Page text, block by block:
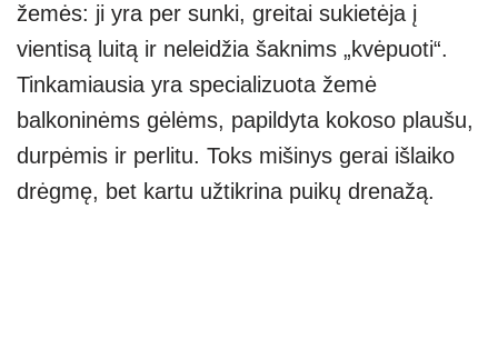
žemės: ji yra per sunki, greitai sukietėja į
vientisą luitą ir neleidžia šaknims „kvėpuoti“.
Tinkamiausia yra specializuota žemė
balkoninėms gėlėms, papildyta kokoso plaušu,
durpėmis ir perlitu. Toks mišinys gerai išlaiko
drėgmę, bet kartu užtikrina puikų drenažą.